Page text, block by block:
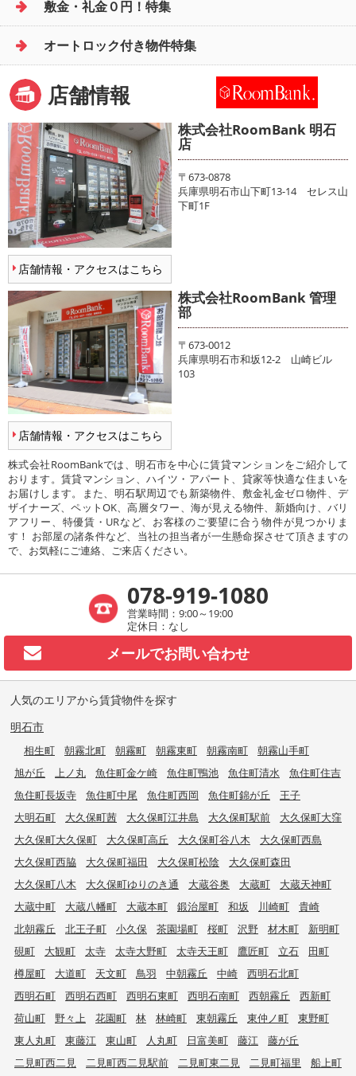
敷金・礼金０円！特集
オートロック付き物件特集
店舗情報
店舗情報・アクセスはこちら
株式会社RoomBank 明石
店
〒673-0878
兵庫県明石市山下町13-14 セレス山
下町1F
店舗情報・アクセスはこちら
株式会社RoomBank 管理
部
〒673-0012
兵庫県明石市和坂12-2 山崎ビル
103
株式会社RoomBankでは、明石市を中心に賃貸マンションをご紹介して
おります。賃貸マンション、ハイツ・アパート、貸家等快適な住まいを
お届けします。また、明石駅周辺でも新築物件、敷金礼金ゼロ物件、デ
ザイナーズ、ペットOK、高層タワー、海が見える物件、新婚向け、バリ
アフリー、特優賃・URなど、お客様のご要望に合う物件が見つかりま
す！ お部屋の諸条件など、当社の担当者が一生懸命探させて頂きますの
で、お気軽にご連絡、ご来店ください。
078-919-1080
営業時間：9:00～19:00
定休日：なし
メールでお問い合わせ
人気のエリアから賃貸物件を探す
明石市
相生町 朝霧北町 朝霧町 朝霧東町 朝霧南町
朝霧山手町
旭が丘
上ノ丸 魚住町金ケ崎 魚住町鴨池 魚住町清水
魚住町住吉
魚住町長坂寺
魚住町中尾 魚住町西岡 魚住町錦が丘
王子
大明石町
大久保町茜 大久保町江井島 大久保町駅前
大久保町大窪
大久保町大久保町
大久保町高丘 大久保町谷八木
大久保町西島
大久保町西脇
大久保町福田 大久保町松陰
大久保町森田
大久保町八木
大久保町ゆりのき通 大蔵谷奥 大蔵町
大蔵天神町
大蔵中町
大蔵八幡町 大蔵本町 鍛治屋町 和坂 川崎町
貴崎
北朝霧丘
北王子町 小久保 茶園場町 桜町 沢野 材木町
新明町
硯町
大観町 太寺 太寺大野町 太寺天王町 鷹匠町 立石
田町
樽屋町
大道町 天文町 鳥羽 中朝霧丘 中崎
西明石北町
西明石町
西明石西町 西明石東町 西明石南町 西朝霧丘
西新町
荷山町
野々上 花園町 林 林崎町 東朝霧丘 東仲ノ町
東野町
東人丸町
東藤江 東山町 人丸町 日富美町 藤江
藤が丘
二見町西二見
二見町西二見駅前 二見町東二見 二見町福里
船上町